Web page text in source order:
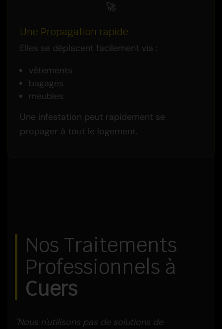
🚀
Une Propagation rapide
Elles se déplacent facilement via :
vêtements
bagages
meubles
Une infestation peut rapidement se
propager à tout le logement.
Nos Traitements
Professionnels à
Cuers
"Nous n'utilisons pas de solutions de